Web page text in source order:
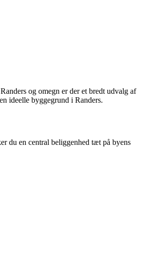
og omegn er der et bredt udvalg af
ideelle byggegrund i Randers.
du en central beliggenhed tæt på byens